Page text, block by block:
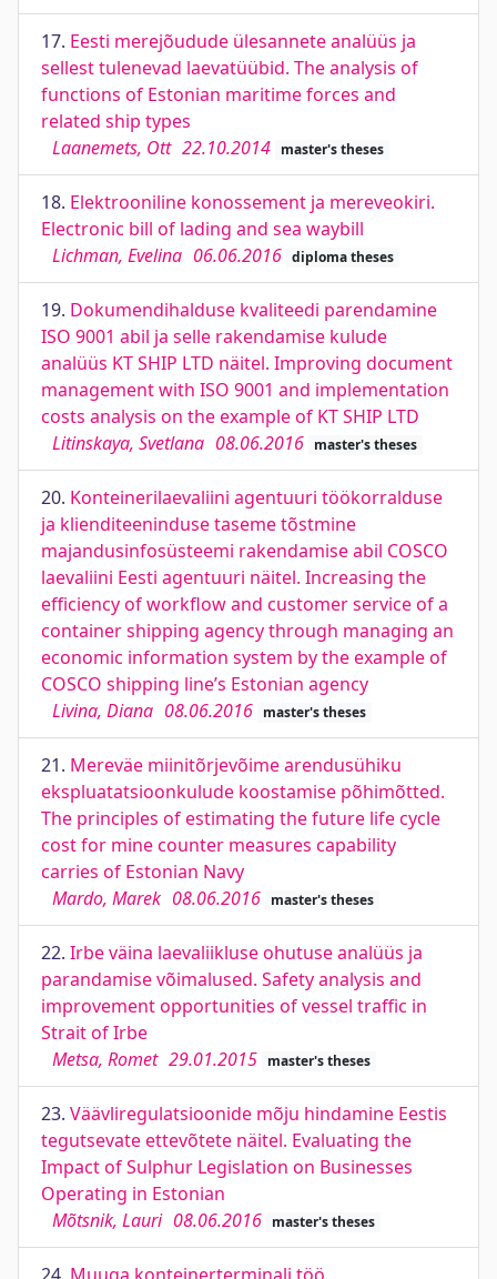
17. Eesti merejõudude ülesannete analüüs ja
sellest tulenevad laevatüübid. The analysis of
functions of Estonian maritime forces and
related ship types
Laanemets, Ott 22.10.2014 master's theses
18. Elektrooniline konossement ja mereveokiri.
Electronic bill of lading and sea waybill
Lichman, Evelina 06.06.2016 diploma theses
19. Dokumendihalduse kvaliteedi parendamine
ISO 9001 abil ja selle rakendamise kulude
analüüs KT SHIP LTD näitel. Improving document
management with ISO 9001 and implementation
costs analysis on the example of KT SHIP LTD
Litinskaya, Svetlana 08.06.2016 master's theses
20. Konteinerilaevaliini agentuuri töökorralduse
ja klienditeeninduse taseme tõstmine
majandusinfosüsteemi rakendamise abil COSCO
laevaliini Eesti agentuuri näitel. Increasing the
efficiency of workflow and customer service of a
container shipping agency through managing an
economic information system by the example of
COSCO shipping line’s Estonian agency
Livina, Diana 08.06.2016 master's theses
21. Mereväe miinitõrjevõime arendusühiku
ekspluatatsioonkulude koostamise põhimõtted.
The principles of estimating the future life cycle
cost for mine counter measures capability
carries of Estonian Navy
Mardo, Marek 08.06.2016 master's theses
22. Irbe väina laevaliikluse ohutuse analüüs ja
parandamise võimalused. Safety analysis and
improvement opportunities of vessel traffic in
Strait of Irbe
Metsa, Romet 29.01.2015 master's theses
23. Väävliregulatsioonide mõju hindamine Eestis
tegutsevate ettevõtete näitel. Evaluating the
Impact of Sulphur Legislation on Businesses
Operating in Estonian
Mõtsnik, Lauri 08.06.2016 master's theses